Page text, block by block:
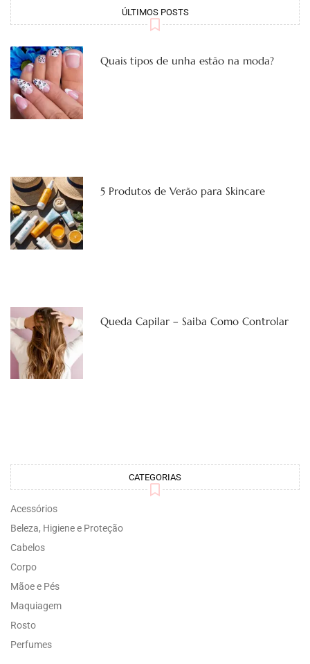
ÚLTIMOS POSTS
Quais tipos de unha estão na moda?
5 Produtos de Verão para Skincare
Queda Capilar – Saiba Como Controlar
CATEGORIAS
Acessórios
Beleza, Higiene e Proteção
Cabelos
Corpo
Mãoe e Pés
Maquiagem
Rosto
Perfumes